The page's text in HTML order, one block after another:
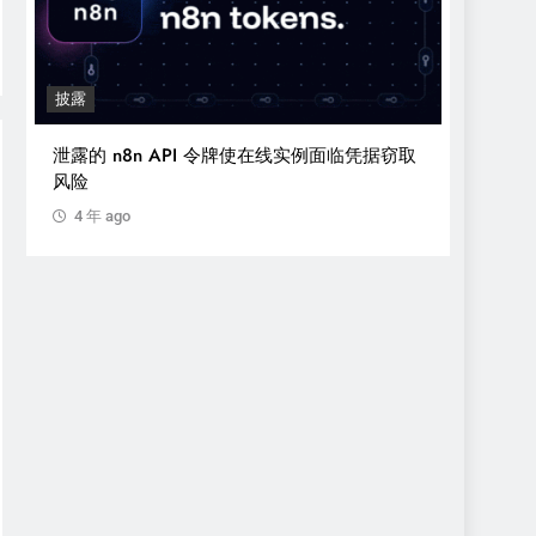
牌使在线实例面临凭据窃取
安全播报
运营勒索即服务平台Ransom